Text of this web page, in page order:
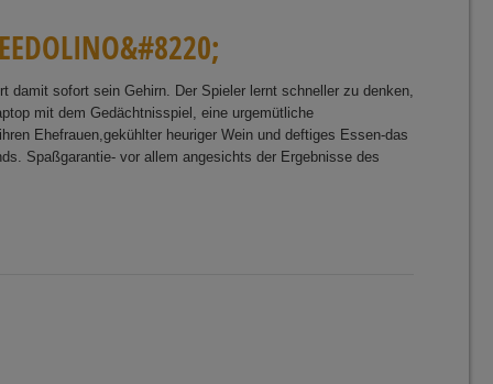
EEDOLINO&#8220;
damit sofort sein Gehirn. Der Spieler lernt schneller zu denken,
mit dem Gedächtnisspiel, eine urgemütliche
Ehefrauen,gekühlter heuriger Wein und deftiges Essen-das
Spaßgarantie- vor allem angesichts der Ergebnisse des